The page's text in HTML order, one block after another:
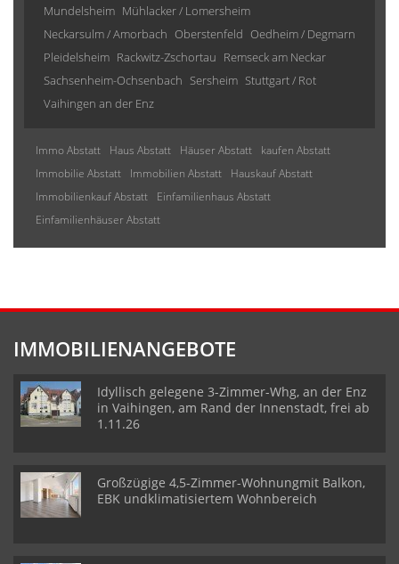
Mundelsheim Mühlacker / Lomersheim
Neckarsulm / Amorbach Oberstenfeld Oedheim / Degmarn
Pleidelsheim Rackwitz-Zschortau Remseck am Neckar
Sachsenheim-Ochsenbach Sersheim Stuttgart / Rot
Vaihingen an der Enz
Immo Abstatt Haus Abstatt Häuser Abstatt
kaufen Abstatt
Immobilie Abstatt
Immobilien Abstatt
Hauskauf Abstatt
Immobilienkauf Abstatt
Einfamilienhaus Abstatt
Einfamilienhäuser Abstatt
IMMOBILIENANGEBOTE
Idyllisch gelegene 3-Zimmer-Whg, an der Enz
in Vaihingen, am Rand der Innenstadt, frei ab
1.11.26
Großzügige 4,5-Zimmer-Wohnungmit Balkon,
EBK undklimatisiertem Wohnbereich